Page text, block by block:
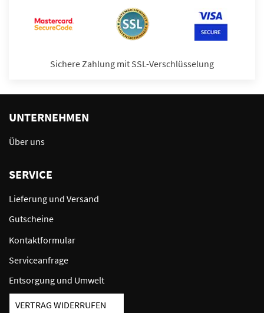
Sichere Zahlung mit SSL-Verschlüsselung
UNTERNEHMEN
Über uns
SERVICE
Lieferung und Versand
Gutscheine
Kontaktformular
Serviceanfrage
Entsorgung und Umwelt
VERTRAG WIDERRUFEN